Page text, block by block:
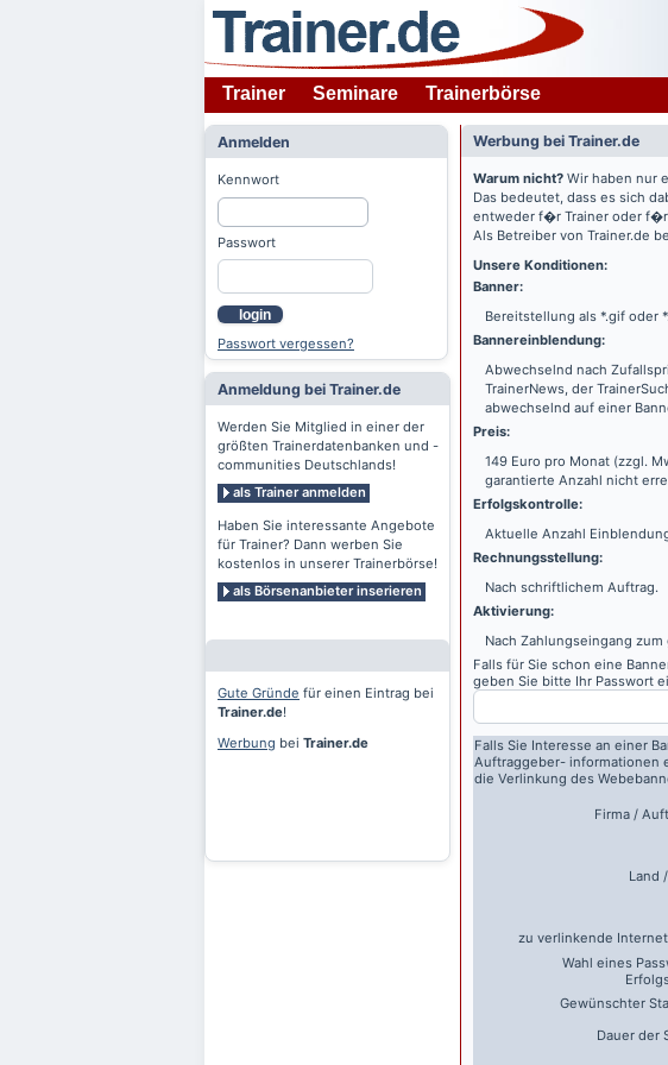
Trainer Seminare Trainerbörse
Anmelden
Kennwort
Passwort
login
Passwort vergessen?
Anmeldung bei Trainer.de
Werden Sie Mitglied in einer der
größten Trainerdatenbanken und -
communities Deutschlands!
als Trainer anmelden
Haben Sie interessante Angebote
für Trainer? Dann werben Sie
kostenlos in unserer Trainerbörse!
als Börsenanbieter inserieren
Gute Gründe für einen Eintrag bei
Trainer.de!
Werbung bei Trainer.de
Werbung bei Trainer.de
Warum nicht? Wir haben nur
Das bedeutet, dass es sich
entweder f�r Trainer oder
Als Betreiber von Trainer.de
Unsere Konditionen:
Banner:
Bereitstellung als *.gif oder
Bannereinblendung:
Abwechselnd nach
TrainerNews, der
abwechselnd auf einer
Preis:
149 Euro pro Monat (zzgl.
garantierte Anzahl nicht
Erfolgskontrolle:
Aktuelle Anzahl
Rechnungsstellung:
Nach schriftlichem Auftrag.
Aktivierung:
Nach Zahlungseingang
Falls für Sie schon eine
geben Sie bitte Ihr Passwort
Falls Sie Interesse an einer
Auftraggeber- informationen
die Verlinkung des
Firma /
Land
zu verlinkende
Wahl eines
Gewünschter
Dauer der